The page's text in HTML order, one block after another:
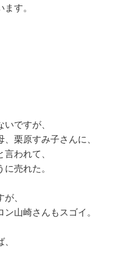
す。
ですが、
栗原すみ子さんに、
われて、
売れた。
、
山崎さんもスゴイ。